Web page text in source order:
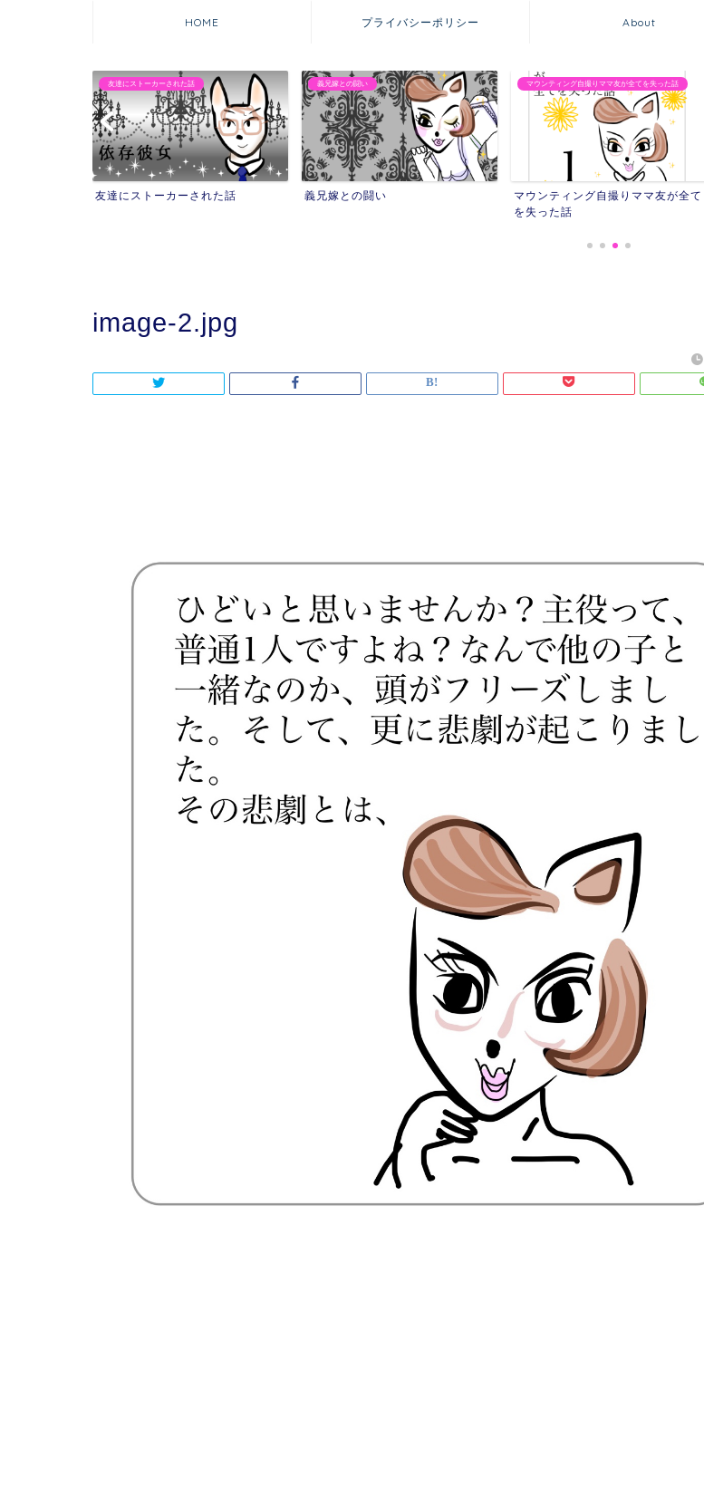
HOME プライバシーポリシー About
義兄嫁との闘い
義兄嫁との闘い
マウンティング自撮りママ友が全てを失った話
マウンティング自撮りママ友が全て
Blog
Blog
image-2.jpg